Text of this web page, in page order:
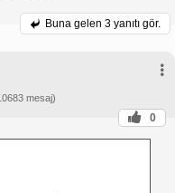
Buna gelen 3 yanıtı gör.
mesaj)
0